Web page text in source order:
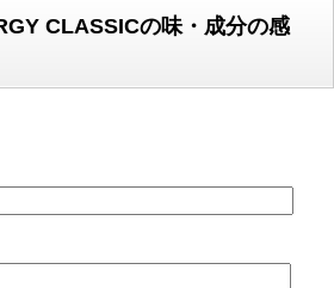
CLASSICの味・成分の感